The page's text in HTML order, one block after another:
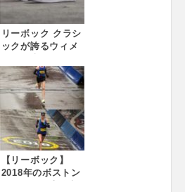
リーボック クラシ
ックが誇るウィメ
「FREESTYLE」
現代に合わせたデ
ザインにアップデ
ートされ登場
「FREESTYLE
NOVA」 2018年 6
月28日（木）より
発売開始
【リーボック】
2018年のボストン